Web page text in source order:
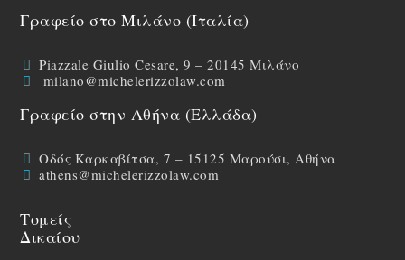
Γραφείο στο Μιλάνο (Ιταλία)
Piazzale Giulio Cesare, 9 – 20145 Μιλάνο
milano@michelerizzolaw.com
Γραφείο στην Αθήνα (Ελλάδα)
Οδός Καρκαβίτσα, 7 – 15125 Μαρούσι, Αθήνα
athens@michelerizzolaw.com
Τομείς
Δικαίου